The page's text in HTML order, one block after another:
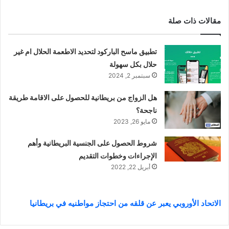
مقالات ذات صلة
تطبيق ماسح الباركود لتحديد الاطعمة الحلال ام غير
حلال بكل سهولة
سبتمبر 2, 2024
هل الزواج من بريطانية للحصول على الاقامة طريقة
ناجحة؟
مايو 26, 2023
شروط الحصول على الجنسية البريطانية وأهم
الإجراءات وخطوات التقديم
أبريل 22, 2022
الاتحاد الأوروبي يعبر عن قلقه من احتجاز مواطنيه في بريطانيا